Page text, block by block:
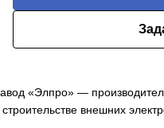
«Элпро» —
строительстве внешних